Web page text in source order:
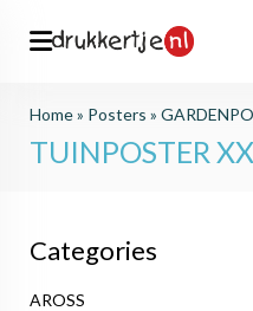
Home» Posters »
TUINPOSTER
Categories
AROSS